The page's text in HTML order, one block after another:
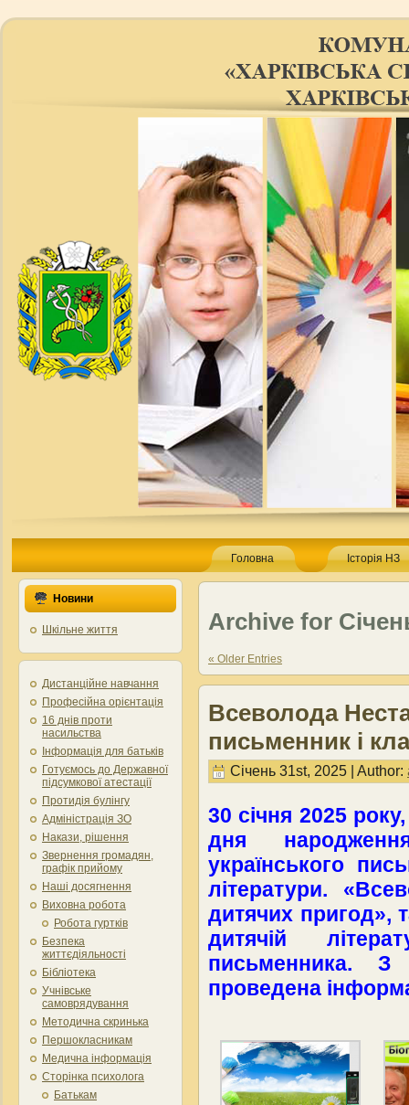
Головна Історія НЗ
Новини
Шкільне життя
Дистанційне навчання
Професійна орієнтація
16 днів проти
насильства
Інформація для батьків
Готуємось до Державної
підсумкової атестації
Протидія булінгу
Адміністрація ЗО
Накази, рішення
Звернення громадян,
графік прийому
Наші досягнення
Виховна робота
Робота гуртків
Безпека
життєдіяльності
Бібліотека
Учнівське
самоврядування
Методична скринька
Першокласникам
Медична інформація
Сторінка психолога
Батькам
Archive for
« Older Entries
Всеволода
письменник і
Січень 31st, 2025 | Author:
30 січня 2025
дня
українського
літератури.
дитячих пригод»,
дитячій
письменника.
проведена